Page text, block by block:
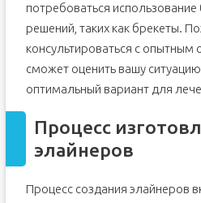
потребоваться
решений, таких как брекеты.
консультироваться с
сможет оценить вашу
оптимальный вариант для
Процесс
элайнеров
Процесс создания элайнеров